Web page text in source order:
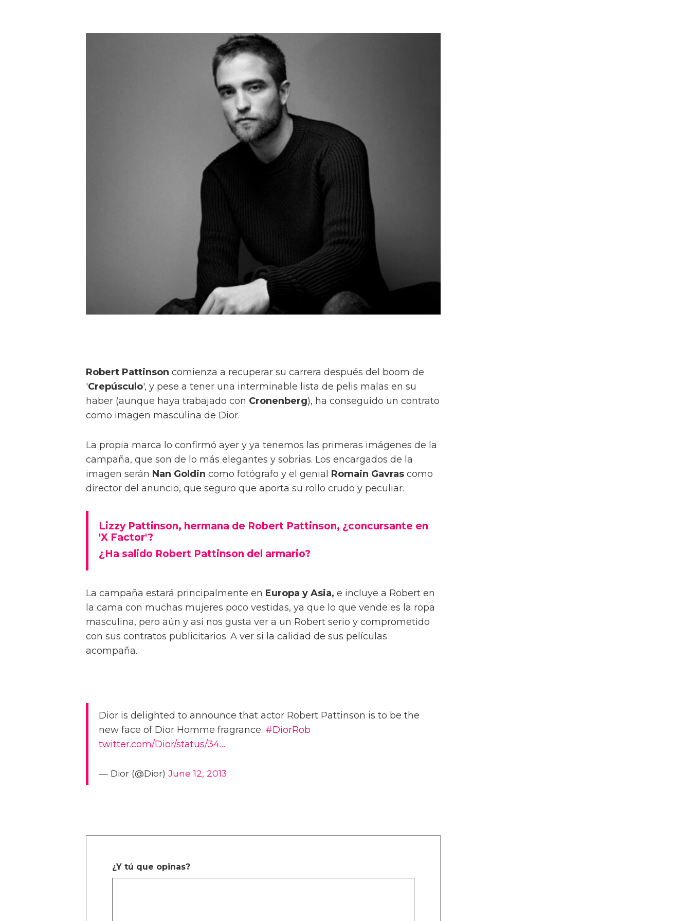
Robert Pattinson comienza a recuperar su carrera después del boom de
'Crepúsculo', y pese a tener una interminable lista de pelis malas en su
haber (aunque haya trabajado con Cronenberg), ha conseguido un contrato
como imagen masculina de Dior.
La propia marca lo confirmó ayer y ya tenemos las primeras imágenes de la
campaña, que son de lo más elegantes y sobrias. Los encargados de la
imagen serán Nan Goldin como fotógrafo y el genial Romain Gavras como
director del anuncio, que seguro que aporta su rollo crudo y peculiar.
Lizzy Pattinson, hermana de Robert Pattinson, ¿concursante en
'X Factor'?
¿Ha salido Robert Pattinson del armario?
La campaña estará principalmente en Europa y Asia, e incluye a Robert en
la cama con muchas mujeres poco vestidas, ya que lo que vende es la ropa
masculina, pero aún y así nos gusta ver a un Robert serio y comprometido
con sus contratos publicitarios. A ver si la calidad de sus películas
acompaña.
Dior is delighted to announce that actor Robert Pattinson is to be the
new face of Dior Homme fragrance. #DiorRob
twitter.com/Dior/status/34…
— Dior (@Dior) June 12, 2013
¿Y tú que opinas?